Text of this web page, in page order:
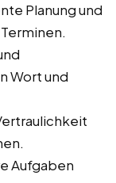
Planung und
Wort und
Aufgaben